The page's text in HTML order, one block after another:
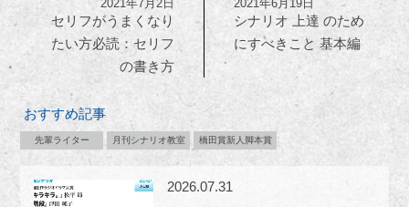
2021年7月2日
セリフがうまくなり
たい方必読：セリフ
の書き方
2021年6月19日
シナリオ 上達 のため
にすべきこと 基本編
おすすめ記事
先輩ライター 月刊シナリオ教室 橋田賞新人脚本賞
2026.07.31